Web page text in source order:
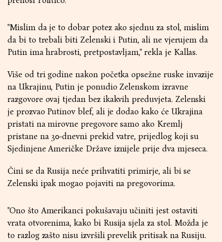
"Mislim da je to dobar potez ako sjednu za stol, mislim
da bi to trebali biti Zelenski i Putin, ali ne vjerujem da
Putin ima hrabrosti, pretpostavljam," rekla je Kallas.
Više od tri godine nakon početka opsežne ruske invazije
na Ukrajinu, Putin je ponudio Zelenskom izravne
razgovore ovaj tjedan bez ikakvih preduvjeta. Zelenski
je prozvao Putinov blef, ali je dodao kako će Ukrajina
pristati na mirovne pregovore samo ako Kremlj
pristane na 30-dnevni prekid vatre, prijedlog koji su
Sjedinjene Američke Države iznijele prije dva mjeseca.
Čini se da Rusija neće prihvatiti primirje, ali bi se
Zelenski ipak mogao pojaviti na pregovorima.
"Ono što Amerikanci pokušavaju učiniti jest ostaviti
vrata otvorenima, kako bi Rusija sjela za stol. Možda je
to razlog zašto nisu izvršili prevelik pritisak na Rusiju.